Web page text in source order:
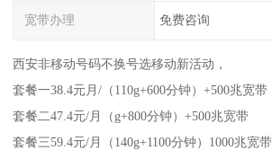
宽带办理 免费咨询
西安非移动号码不换号选移动新活动，
套餐一38.4元月/（110g+600分钟）+500兆宽带
套餐二47.4元/月（g+800分钟）+500兆宽带
套餐三59.4元/月（140g+1100分钟）1000兆宽带